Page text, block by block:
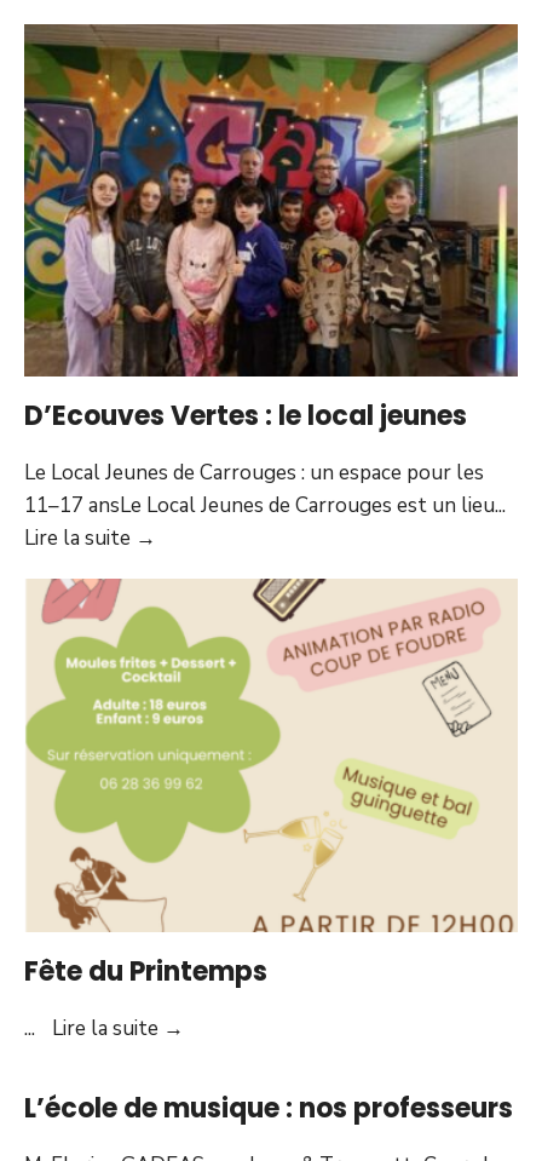
le
28
avril
D’Ecouves Vertes : le local jeunes
Le Local Jeunes de Carrouges : un espace pour les
11–17 ansLe Local Jeunes de Carrouges est un lieu...
Lire la suite →
:
local
jeunes
Fête du Printemps
... Lire la suite →
Printemps
L’école de musique : nos professeurs